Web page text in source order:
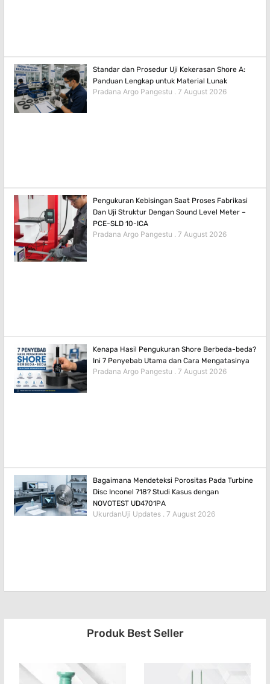
Standar dan Prosedur Uji Kekerasan Shore A:
Panduan Lengkap untuk Material Lunak
Pradana Argo Pangestu 7 August 2026
Pengukuran Kebisingan Saat Proses Fabrikasi
Dan Uji Struktur Dengan Sound Level Meter –
PCE-SLD 10-ICA
Pradana Argo Pangestu 7 August 2026
Kenapa Hasil Pengukuran Shore Berbeda-beda?
Ini 7 Penyebab Utama dan Cara Mengatasinya
Pradana Argo Pangestu 7 August 2026
Bagaimana Mendeteksi Porositas Pada Turbine
Disc Inconel 718? Studi Kasus dengan
NOVOTEST UD4701PA
UkurdanUji Updates 7 August 2026
Produk Best Seller